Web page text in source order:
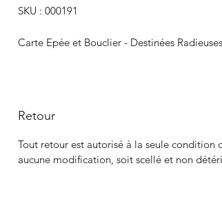
SKU : 000191
Carte Epée et Bouclier - Destinées
Retour
Tout retour est autorisé à la seule condition
aucune modification, soit scellé et non